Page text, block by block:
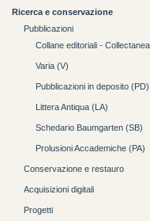
Ricerca e conservazione
Pubblicazioni
Collane editoriali -
Varia (V)
Pubblicazioni in deposito (PD)
Littera Antiqua (LA)
Schedario Baumgarten (SB)
Prolusioni Accademiche (PA)
Conservazione e restauro
Acquisizioni digitali
Progetti